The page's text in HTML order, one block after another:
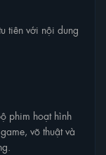
tiên với nội dung
phim hoạt hình
võ thuật và